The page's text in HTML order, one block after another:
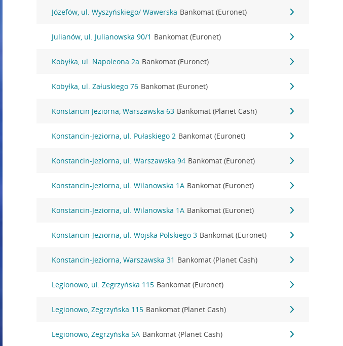
Józefów, ul. Wyszyńskiego/ Wawerska Bankomat (Euronet)
Julianów, ul. Julianowska 90/1 Bankomat (Euronet)
Kobyłka, ul. Napoleona 2a Bankomat (Euronet)
Kobyłka, ul. Załuskiego 76 Bankomat (Euronet)
Konstancin Jeziorna, Warszawska 63 Bankomat (Planet Cash)
Konstancin-Jeziorna, ul. Pułaskiego 2 Bankomat (Euronet)
Konstancin-Jeziorna, ul. Warszawska 94 Bankomat (Euronet)
Konstancin-Jeziorna, ul. Wilanowska 1A Bankomat (Euronet)
Konstancin-Jeziorna, ul. Wilanowska 1A Bankomat (Euronet)
Konstancin-Jeziorna, ul. Wojska Polskiego 3 Bankomat (Euronet)
Konstancin-Jeziorna, Warszawska 31 Bankomat (Planet Cash)
Legionowo, ul. Zegrzyńska 115 Bankomat (Euronet)
Legionowo, Zegrzyńska 115 Bankomat (Planet Cash)
Legionowo, Zegrzyńska 5A Bankomat (Planet Cash)